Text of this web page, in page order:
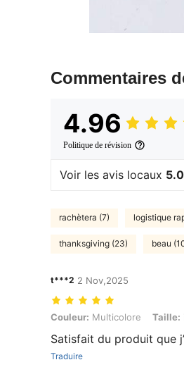
Commentaires
4.96
Politique de révision
Voir les avis locaux
rachètera (7) logistique
thanksgiving (23) beau
t***2 2 Nov,2025
Couleur: Multicolore, Taille:
Couleur: Multicolore Taille:
Satisfait du produit que
Traduire